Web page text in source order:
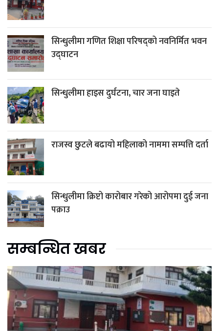
सिन्धुलीमा गणित शिक्षा परिषद्को नवनिर्मित भवन
उद्घाटन
सिन्धुलीमा हाइस दुर्घटना, चार जना घाइते
राजस्व छुटले बढायो महिलाको नाममा सम्पत्ति दर्ता
सिन्धुलीमा क्रिप्टो कारोबार गरेको आरोपमा दुई जना
पक्राउ
सम्बन्धित खबर